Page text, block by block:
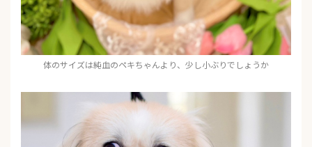
体のサイズは純血のペキちゃんより、少し小ぶりでしょうか